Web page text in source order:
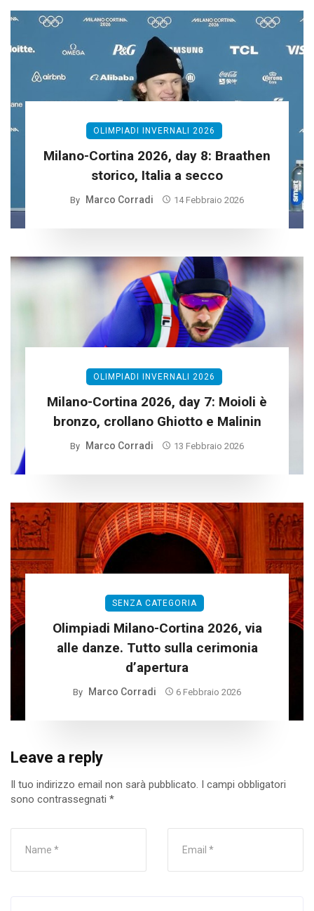
OLIMPIADI INVERNALI 2026
Milano-Cortina 2026, day 8: Braathen
storico, Italia a secco
By Marco Corradi 14 Febbraio 2026
OLIMPIADI INVERNALI 2026
Milano-Cortina 2026, day 7: Moioli è
bronzo, crollano Ghiotto e Malinin
By Marco Corradi 13 Febbraio 2026
SENZA CATEGORIA
Olimpiadi Milano-Cortina 2026, via
alle danze. Tutto sulla cerimonia
d’apertura
By Marco Corradi 6 Febbraio 2026
Leave a reply
Il tuo indirizzo email non sarà pubblicato. I campi obbligatori
sono contrassegnati *